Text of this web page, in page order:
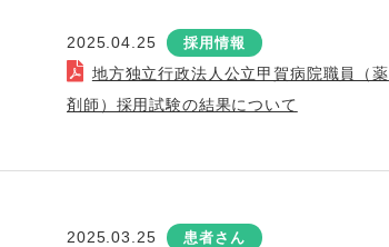
2025.04.25 採用情報
地方独立行政法人公立甲賀病院職員（薬
剤師）採用試験の結果について
2025.03.25 患者さん